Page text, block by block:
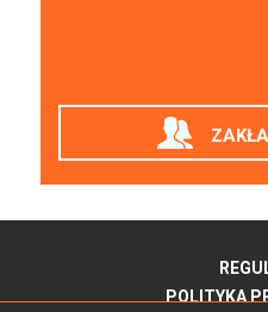
POLITYKA